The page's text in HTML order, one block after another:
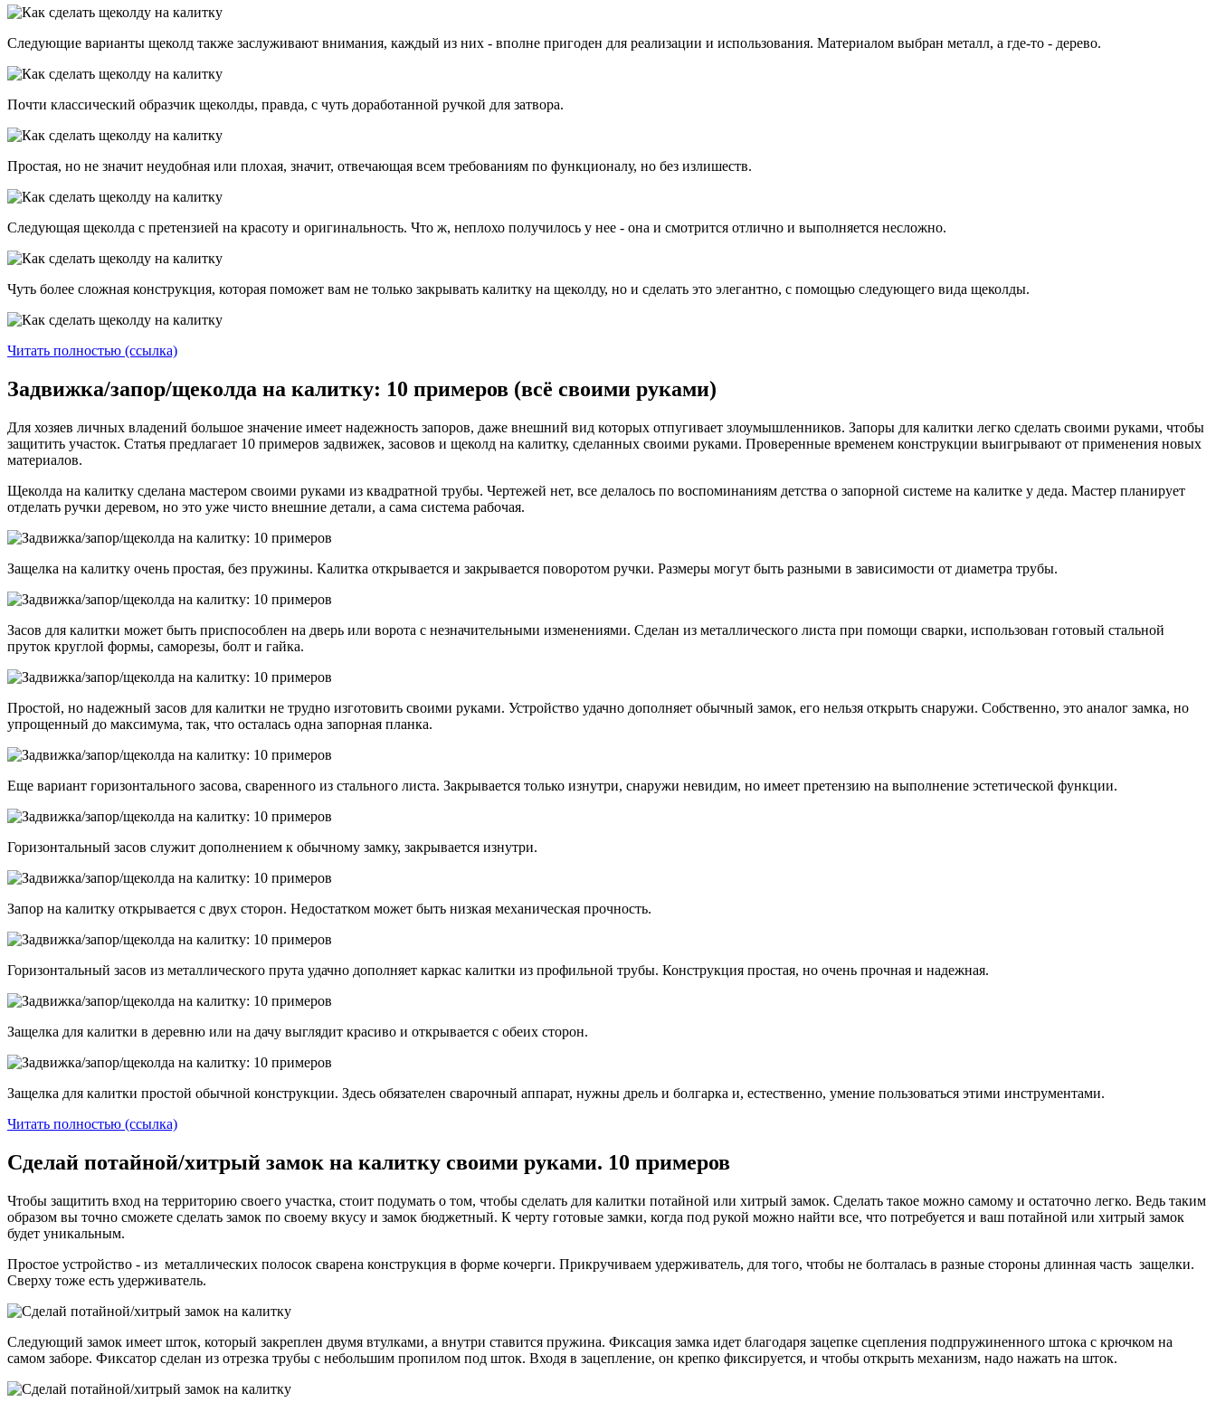
Следующие варианты щеколд также заслуживают внимания, каждый из них - вполне пригоден для реализации и использования. Материалом выбран металл, а где-то - дерево.
Почти классический образчик щеколды, правда, с чуть доработанной ручкой для затвора.
Простая, но не значит неудобная или плохая, значит, отвечающая всем требованиям по функционалу, но без излишеств.
Следующая щеколда с претензией на красоту и оригинальность. Что ж, неплохо получилось у нее - она и смотрится отлично и выполняется несложно.
Чуть более сложная конструкция, которая поможет вам не только закрывать калитку на щеколду, но и сделать это элегантно, с помощью следующего вида щеколды.
Читать полностью (ссылка)
Задвижка/запор/щеколда на калитку: 10 примеров (всё своими руками)
Для хозяев личных владений большое значение имеет надежность запоров, даже внешний вид которых отпугивает злоумышленников. Запоры для калитки легко сделать своими руками, чтобы
защитить участок. Статья предлагает 10 примеров задвижек, засовов и щеколд на калитку, сделанных своими руками. Проверенные временем конструкции выигрывают от применения новых
материалов.
Щеколда на калитку сделана мастером своими руками из квадратной трубы. Чертежей нет, все делалось по воспоминаниям детства о запорной системе на калитке у деда. Мастер планирует
отделать ручки деревом, но это уже чисто внешние детали, а сама система рабочая.
Защелка на калитку очень простая, без пружины. Калитка открывается и закрывается поворотом ручки. Размеры могут быть разными в зависимости от диаметра трубы.
Засов для калитки может быть приспособлен на дверь или ворота с незначительными изменениями. Сделан из металлического листа при помощи сварки, использован готовый стальной
пруток круглой формы, саморезы, болт и гайка.
Простой, но надежный засов для калитки не трудно изготовить своими руками. Устройство удачно дополняет обычный замок, его нельзя открыть снаружи. Собственно, это аналог замка, но
упрощенный до максимума, так, что осталась одна запорная планка.
Еще вариант горизонтального засова, сваренного из стального листа. Закрывается только изнутри, снаружи невидим, но имеет претензию на выполнение эстетической функции.
Горизонтальный засов служит дополнением к обычному замку, закрывается изнутри.
Запор на калитку открывается с двух сторон. Недостатком может быть низкая механическая прочность.
Горизонтальный засов из металлического прута удачно дополняет каркас калитки из профильной трубы. Конструкция простая, но очень прочная и надежная.
Защелка для калитки в деревню или на дачу выглядит красиво и открывается с обеих сторон.
Защелка для калитки простой обычной конструкции. Здесь обязателен сварочный аппарат, нужны дрель и болгарка и, естественно, умение пользоваться этими инструментами.
Читать полностью (ссылка)
Сделай потайной/хитрый замок на калитку своими руками. 10 примеров
Чтобы защитить вход на территорию своего участка, стоит подумать о том, чтобы сделать для калитки потайной или хитрый замок. Сделать такое можно самому и остаточно легко. Ведь таким
образом вы точно сможете сделать замок по своему вкусу и замок бюджетный. К черту готовые замки, когда под рукой можно найти все, что потребуется и ваш потайной или хитрый замок
будет уникальным.
Простое устройство - из металлических полосок сварена конструкция в форме кочерги. Прикручиваем удерживатель, для того, чтобы не болталась в разные стороны длинная часть защелки.
Сверху тоже есть удерживатель.
Следующий замок имеет шток, который закреплен двумя втулками, а внутри ставится пружина. Фиксация замка идет благодаря зацепке сцепления подпружиненного штока с крючком на
самом заборе. Фиксатор сделан из отрезка трубы с небольшим пропилом под шток. Входя в зацепление, он крепко фиксируется, и чтобы открыть механизм, надо нажать на шток.